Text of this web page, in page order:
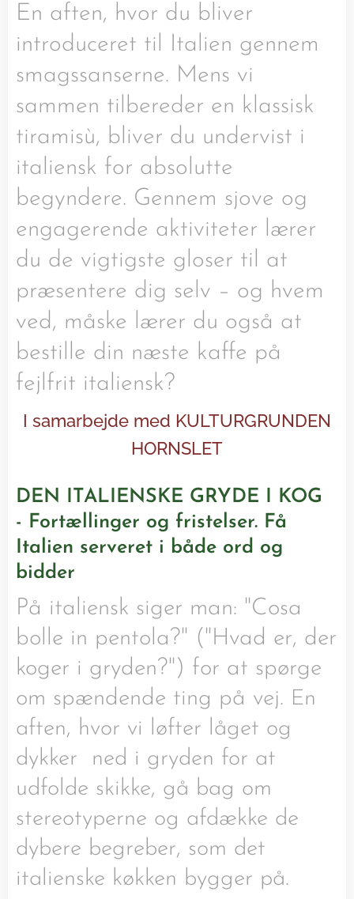
En aften, hvor du bliver
introduceret til Italien gennem
smagssanserne. Mens vi
sammen tilbereder en klassisk
tiramisù, bliver du undervist i
italiensk for absolutte
begyndere. Gennem sjove og
engagerende aktiviteter lærer
du de vigtigste gloser til at
præsentere dig selv – og hvem
ved, måske lærer du også at
bestille din næste kaffe på
fejlfrit italiensk?
I samarbejde med KULTURGRUNDEN
HORNSLET
DEN ITALIENSKE GRYDE I KOG
- Fortællinger og fristelser. Få
Italien serveret i både ord og
bidder
På italiensk siger man: "Cosa
bolle in pentola?" ("Hvad er, der
koger i gryden?") for at spørge
om spændende ting på vej. En
aften, hvor vi løfter låget og
dykker ned i gryden for at
udfolde skikke, gå bag om
stereotyperne og afdække de
dybere begreber, som det
italienske køkken bygger på.